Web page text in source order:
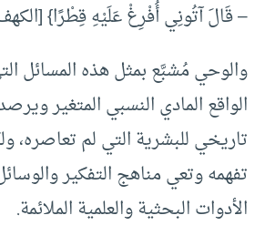
– قَالَ آتُونِي أُفْرِغْ عَلَيْهِ قِطْرًا} [الكهف:
والوحي مُشبَّع بمثل هذه المسائل
الواقع المادي النسبي المتغير
تاريخي للبشرية التي لم تعاصره،
تفهمه وتعي مناهج التفكير
الأدوات البحثية والعلمية الملائمة.